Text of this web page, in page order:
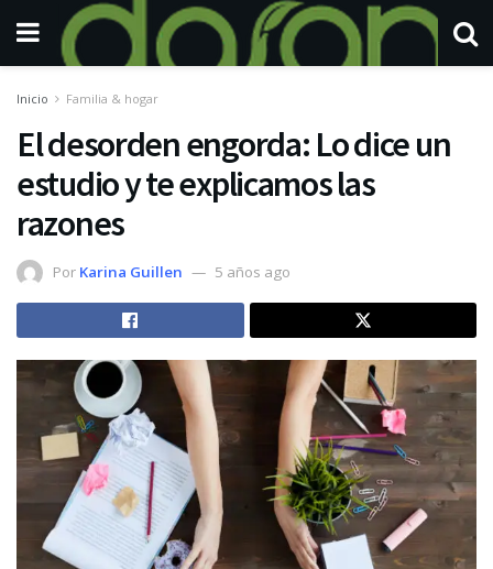
Inicio Familia & hogar
El desorden engorda: Lo dice un
estudio y te explicamos las
razones
Por Karina Guillen 5 años ago